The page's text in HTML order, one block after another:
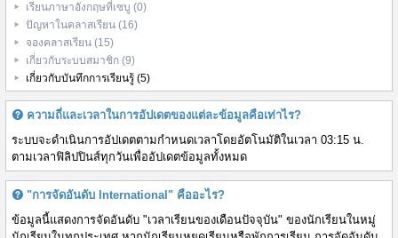
เรียนภาษาอังกฤษที่เซบู (0)
ปัญหาในคลาสเรียน (16)
จองคลาสเรียน (15)
เกี่ยวกับระบบสมาชิก (9)
เกี่ยวกับบันทึกการเรียนรู้ (5)
ความถี่และเวลาในการอัปเดตของแต่ละข้อมูลคือเท่าไร?
ระบบจะดำเนินการอัปเดตตามกำหนดเวลาโดยอัตโนมัติในเวลา 03:15 น.
ตามเวลาฟิลิปปินส์ทุกวันเพื่ออัปเดตข้อมูลทั้งหมด
"การจัดอันดับ International" คืออะไร?
ข้อมูลนี้แสดงการจัดอันดับ "เวลาเรียนของเดือนปัจจุบัน" ของนักเรียนในหมู่